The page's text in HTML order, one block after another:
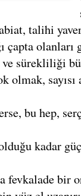
talihi yaver
çapta olanları
sürekliliği
olmak,
bu hep,
kadar
fevkalade bir